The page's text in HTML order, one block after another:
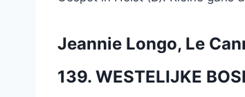
Jeannie Longo, Le
139. WESTELIJKE